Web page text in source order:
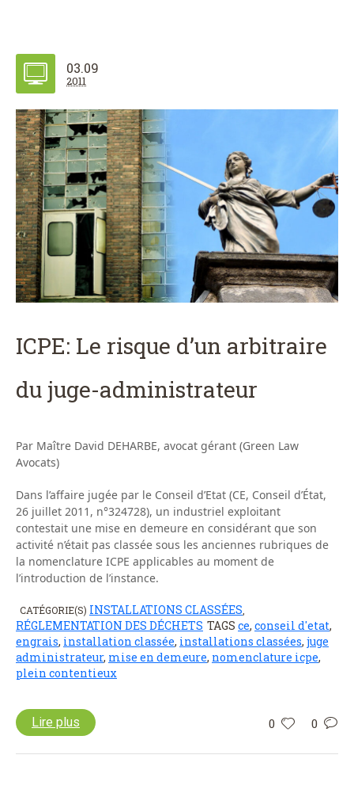
03.09
2011
ICPE: Le risque d’un arbitraire
du juge-administrateur
Par Maître David DEHARBE, avocat gérant (Green Law
Avocats)
Dans l’affaire jugée par le Conseil d’Etat (CE, Conseil d’État,
26 juillet 2011, n°324728), un industriel exploitant
contestait une mise en demeure en considérant que son
activité n’était pas classée sous les anciennes rubriques de
la nomenclature ICPE applicables au moment de
l’introduction de l’instance.
CATÉGORIE(S) INSTALLATIONS CLASSÉES
RÉGLEMENTATION DES DÉCHETS TAGS ce, conseil d'etat,
engrais, installation classée, installations classées, juge
administrateur, mise en demeure, nomenclature icpe,
plein contentieux
0 0
Lire plus